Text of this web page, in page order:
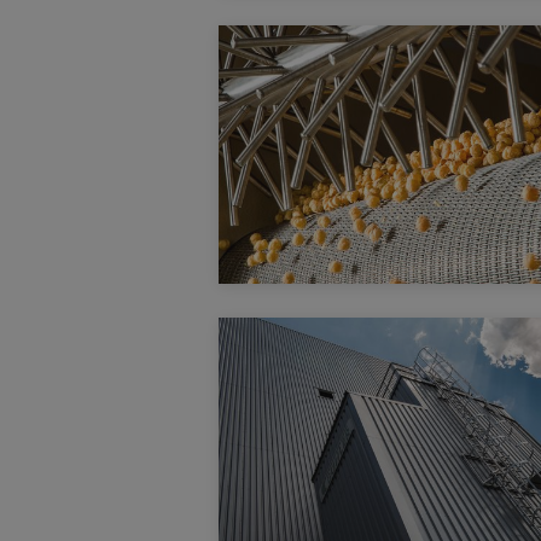
Carat
Die Carat ist eine Zweiplatten-
Druckgiessmaschine im
Schliesskraftbereich von 10500 bis
92000 kN. Sie dient zum Giessen
grosser und komplexer
wie Strukturbauteilen, und steigert
gleichzeitig Ihre Produktivität um bis
zu 30 %.
Polierer Pulshine